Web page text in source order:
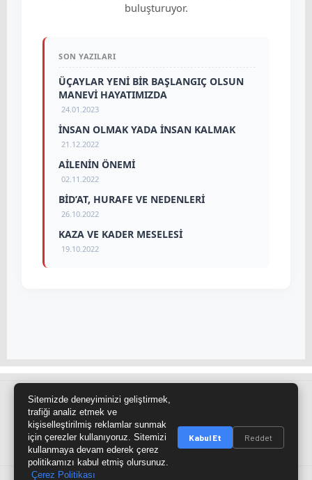
buluşturuyor.
SON YAZILARI
ÜÇAYLAR YENİ BİR BAŞLANGIÇ OLSUN
MANEVİ HAYATIMIZDA
24.01.2023
İNSAN OLMAK YADA İNSAN KALMAK
21.12.2022
AİLENİN ÖNEMİ
02.11.2022
BİD’AT, HURAFE VE NEDENLERİ
26.10.2022
KAZA VE KADER MESELESİ
19.10.2022
Site Haritası RSS Kaynağı
@cumra_postasi
Sitemizde deneyiminizi geliştirmek,
trafiği analiz etmek ve
kişiselleştirilmiş reklamlar sunmak
için çerezler kullanıyoruz. Sitemizi
kullanmaya devam ederek çerez
politikamızı kabul etmiş olursunuz.
Çerez Politikası
Kabul Et Reddet